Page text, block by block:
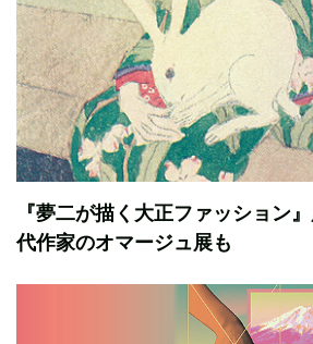
『夢二が描く大正ファッショ
代作家のオマージュ展も